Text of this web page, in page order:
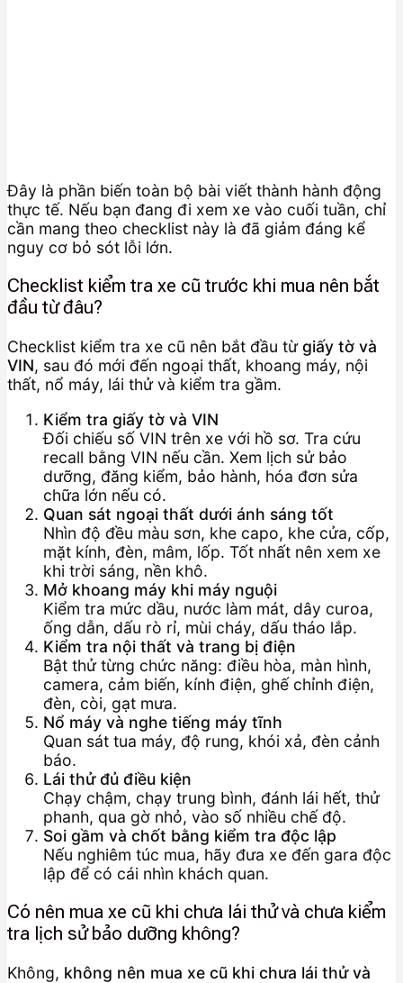
Đây là phần biến toàn bộ bài viết thành hành động
thực tế. Nếu bạn đang đi xem xe vào cuối tuần, chỉ
cần mang theo checklist này là đã giảm đáng kể
nguy cơ bỏ sót lỗi lớn.
Checklist kiểm tra xe cũ trước khi mua nên bắt
đầu từ đâu?
Checklist kiểm tra xe cũ nên bắt đầu từgiấy tờ và
VIN, sau đó mới đến ngoại thất, khoang máy, nội
thất, nổ máy, lái thử và kiểm tra gầm.
Kiểm tra giấy tờ và VIN
Đối chiếu số VIN trên xe với hồ sơ. Tra cứu
recall bằng VIN nếu cần. Xem lịch sử bảo
dưỡng, đăng kiểm, bảo hành, hóa đơn sửa
chữa lớn nếu có.
Quan sát ngoại thất dưới ánh sáng tốt
Nhìn độ đều màu sơn, khe capo, khe cửa, cốp,
mặt kính, đèn, mâm, lốp. Tốt nhất nên xem xe
khi trời sáng, nền khô.
Mở khoang máy khi máy nguội
Kiểm tra mức dầu, nước làm mát, dây curoa,
ống dẫn, dấu rò rỉ, mùi cháy, dấu tháo lắp.
Kiểm tra nội thất và trang bị điện
Bật thử từng chức năng: điều hòa, màn hình,
camera, cảm biến, kính điện, ghế chỉnh điện,
đèn, còi, gạt mưa.
Nổ máy và nghe tiếng máy tĩnh
Quan sát tua máy, độ rung, khói xả, đèn cảnh
báo.
Lái thử đủ điều kiện
Chạy chậm, chạy trung bình, đánh lái hết, thử
phanh, qua gờ nhỏ, vào số nhiều chế độ.
Soi gầm và chốt bằng kiểm tra độc lập
Nếu nghiêm túc mua, hãy đưa xe đến gara độc
lập để có cái nhìn khách quan.
Có nên mua xe cũ khi chưa lái thử và chưa kiểm
tra lịch sử bảo dưỡng không?
Không, không nên mua xe cũ khi chưa lái thử và